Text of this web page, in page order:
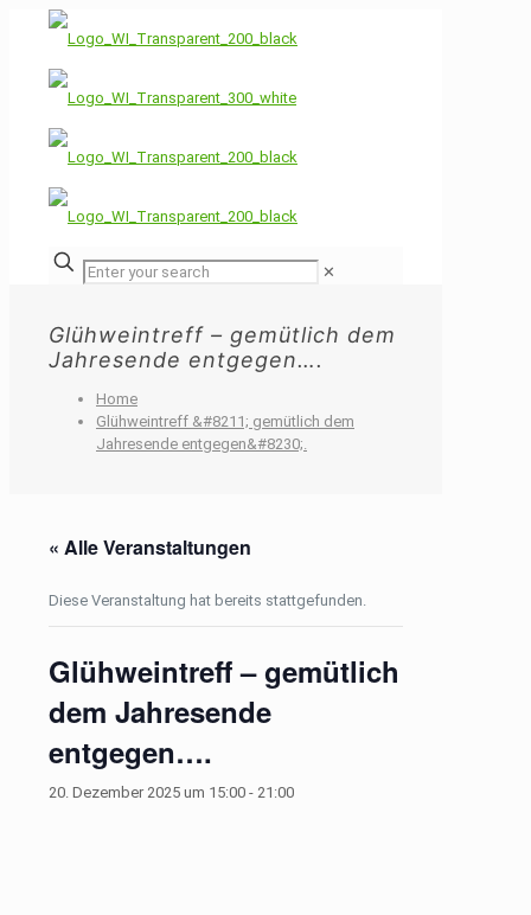
✕
Glühweintreff – gemütlich dem
Jahresende entgegen….
Home
Glühweintreff &#8211; gemütlich dem
Jahresende entgegen&#8230;.
« Alle Veranstaltungen
Diese Veranstaltung hat bereits stattgefunden.
Glühweintreff – gemütlich
dem Jahresende
entgegen….
20. Dezember 2025 um 15:00 - 21:00